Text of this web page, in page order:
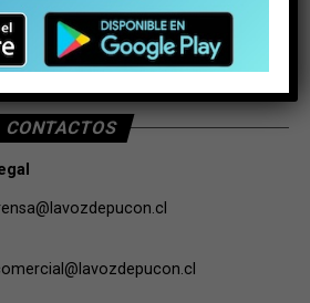
BUSCAR
CONTACTOS